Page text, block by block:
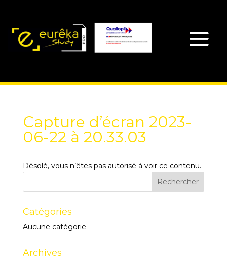
Capture d’écran 2023-
06-22 à 20.33.03
Désolé, vous n’êtes pas autorisé à voir ce contenu.
Catégories
Aucune catégorie
Archives